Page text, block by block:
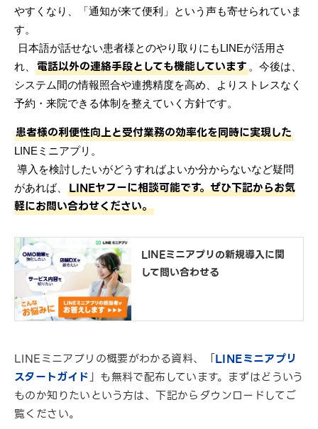
やすくなり、「通知が来て便利」という声も寄せられていま
す。
日本語が話せない患者様とのやり取りにもLINEが活用さ
れ、
電話以外の連絡手段としても機能しています。今後は、
システム間の情報照合や連携精度を高め、よりストレスなく
予約・来院できる体制を整えていく方針です。
患者様の利便性向上と受付業務の効率化を同時に実現した
LINEミニアプリ。
導入を検討したいがどうすればよいか分からないなど疑問
があれば、
LINEヤフーに相談可能です。ぜひ下記からお気
軽にお問い合わせください。
LINEミニアプリの新規導入に関
して問い合わせる
LINEミニアプリの概要がわかる資料、「LINEミニアプリ
スタートガイド」も無料で配布しています。まずはどういう
ものか知りたいという方は、下記からダウンロードしてご
覧ください。